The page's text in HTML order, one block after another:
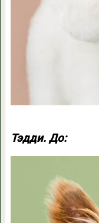
Тэдди. До: